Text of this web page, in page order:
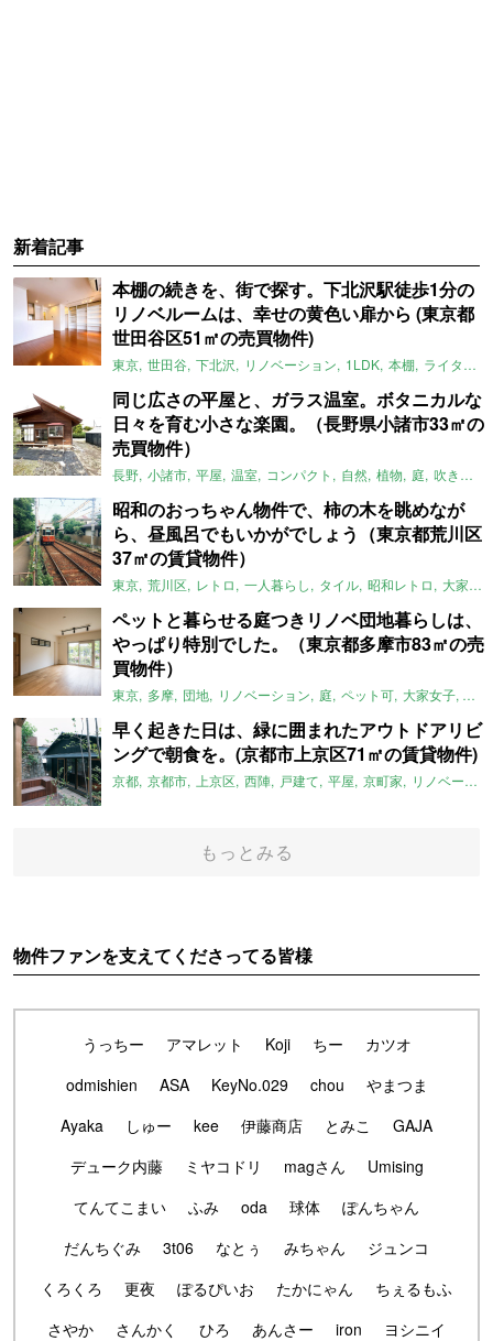
新着記事
本棚の続きを、街で探す。下北沢駅徒歩1分の
リノベルームは、幸せの黄色い扉から (東京都
世田谷区51㎡の売買物件)
東京 世田谷 下北沢 リノベーション 1LDK 本棚 ライター：ほしりょうこ
同じ広さの平屋と、ガラス温室。ボタニカルな
日々を育む小さな楽園。（長野県小諸市33㎡の
売買物件）
長野 小諸市 平屋 温室 コンパクト 自然 植物 庭 吹き抜け
昭和のおっちゃん物件で、柿の木を眺めなが
ら、昼風呂でもいかがでしょう（東京都荒川区
37㎡の賃貸物件）
東京 荒川区 レトロ 一人暮らし タイル 昭和レトロ 大家女子
ペットと暮らせる庭つきリノベ団地暮らしは、
やっぱり特別でした。（東京都多摩市83㎡の売
買物件）
東京 多摩 団地 リノベーション 庭 ペット可 大家女子 団
早く起きた日は、緑に囲まれたアウトドアリビ
ングで朝食を。(京都市上京区71㎡の賃貸物件)
京都 京都市 上京区 西陣 戸建て 平屋 京町家 リノベーション
もっとみる
物件ファンを支えてくださってる皆様
うっちー アマレット Koji ちー
カツオ
odmishien
ASA KeyNo.029 chou
やまつま
Ayaka
しゅー kee 伊藤商店 とみこ
GAJA
デューク内藤
ミヤコドリ magさん
Umising
てんてこまい
ふみ oda 球体
ぽんちゃん
だんちぐみ
3t06 なとぅ みちゃん
ジュンコ
くろくろ
更夜 ぽるぴいお たかにゃん
ちぇるもふ
さやか
さんかく ひろ あんさー iron
ヨシニイ